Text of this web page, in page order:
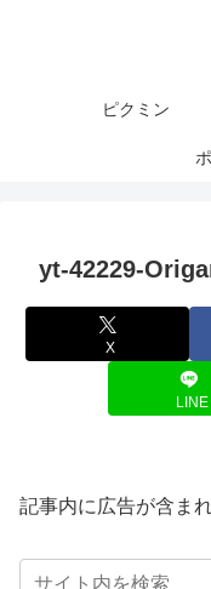
ピクミン
yt-42229-
X
LINE
記事内に広告が含ま